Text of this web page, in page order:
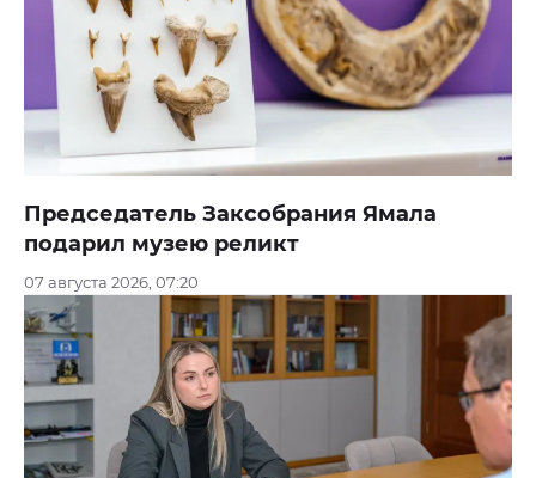
Председатель Заксобрания Ямала
подарил музею реликт
07 августа 2026, 07:20